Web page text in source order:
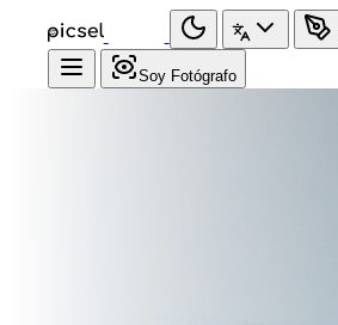
Soy Fotógrafo